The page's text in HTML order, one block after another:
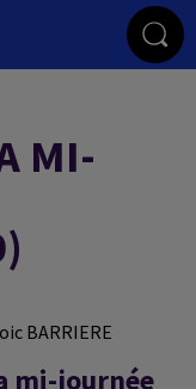
MI-
BARRIERE
mi-journée